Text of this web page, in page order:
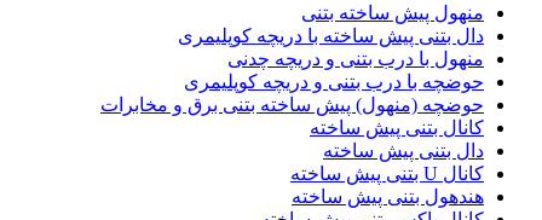
منهول پیش ساخته بتنی
دال بتنی پیش ساخته با دریچه کوپلیمری
منهول با درب بتنی و دریچه چدنی
حوضچه با درب بتنی و دریچه کوپلیمری
حوضچه (منهول) پیش ساخته بتنی برق و مخابرات
کانال بتنی پیش ساخته
دال بتنی پیش ساخته
کانال U بتنی پیش ساخته
هندهول بتنی پیش ساخته